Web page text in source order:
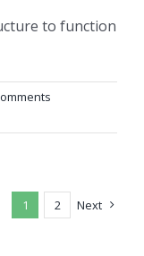
to function
1 2 Next